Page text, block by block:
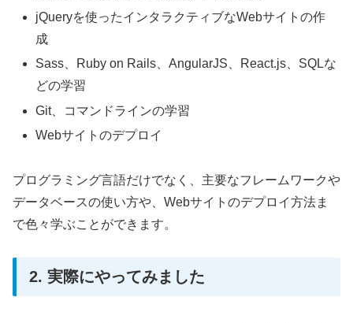
jQueryを使ったインタラクティブなWebサイトの作
成
Sass、Ruby on Rails、AngularJS、React.js、SQLな
どの学習
Git、コマンドラインの学習
Webサイトのデプロイ
プログラミング言語だけでなく、主要なフレームワークや
データベースの使い方や、Webサイトのデプロイ方法ま
で色々学ぶことができます。
2. 実際にやってみました